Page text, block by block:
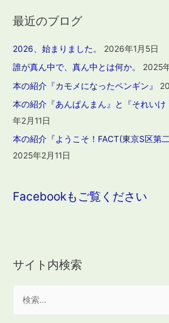
最近のブログ
2026、始まりました。
2026年1月5日
誰が真ん中で、真ん中とは何か。
2025
本の紹介『カモメになったペンギン』
本の紹介『あんぱんまん』と『それいけ
年2月11日
本の紹介『ようこそ！FACT(東京S区第
2025年2月11日
Facebookもご覧ください
サイト内検索